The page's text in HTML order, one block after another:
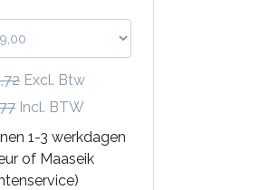
Excl. Btw
Incl. BTW
1-3 werkdagen
of Maaseik